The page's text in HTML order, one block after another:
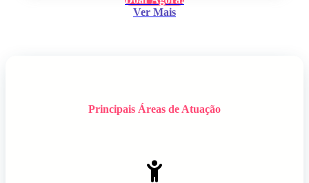
Ver Mais
Principais Áreas de Atuação